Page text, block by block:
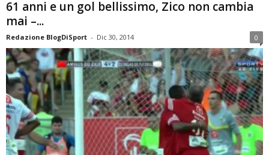
61 anni e un gol bellissimo, Zico non cambia
mai –...
Redazione BlogDiSport - Dic 30, 2014 0